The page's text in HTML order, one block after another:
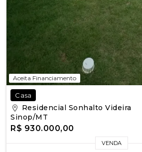
Aceita Financiamento
Casa
Residencial Sonhalto Videira
Sinop/MT
R$ 930.000,00
VENDA